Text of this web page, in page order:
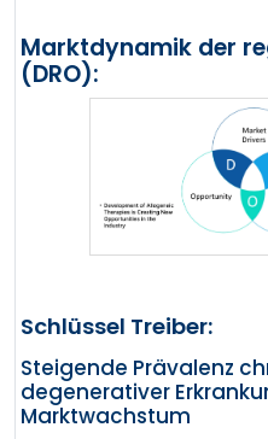
Marktdynamik der
(DRO):
Schlüssel Treiber:
Steigende Prävalenz
degenerativer
Marktwachstum